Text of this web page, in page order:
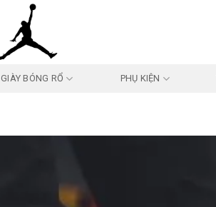
GIÀY BÓNG RỔ PHỤ KIỆN